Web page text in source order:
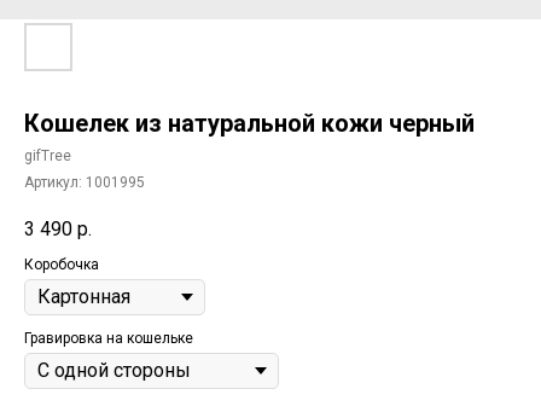
Кошелек из натуральной кожи черный
gifTree
Артикул: 1001995
3 490 р.
Коробочка
Гравировка на кошельке